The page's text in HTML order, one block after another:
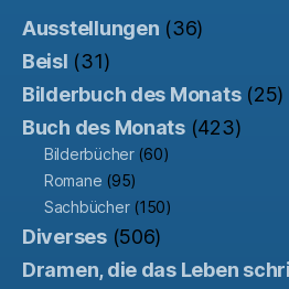
Ausstellungen (36)
Beisl (31)
Bilderbuch des Monats(25)
Buch des Monats(423)
Bilderbücher(60)
Romane (95)
Sachbücher(150)
Diverses(506)
Dramen, die das Leben